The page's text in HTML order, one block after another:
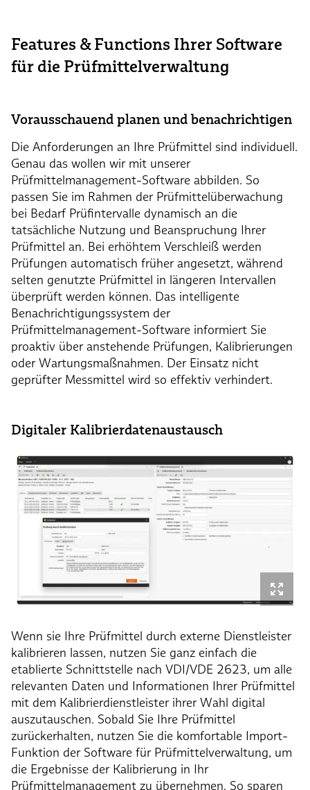
Features & Functions Ihrer Software
für die Prüfmittelverwaltung
Vorausschauend planen und benachrichtigen
Die Anforderungen an Ihre Prüfmittel sind individuell.
Genau das wollen wir mit unserer
Prüfmittelmanagement-Software abbilden. So
passen Sie im Rahmen der Prüfmittelüberwachung
bei Bedarf Prüfintervalle dynamisch an die
tatsächliche Nutzung und Beanspruchung Ihrer
Prüfmittel an. Bei erhöhtem Verschleiß werden
Prüfungen automatisch früher angesetzt, während
selten genutzte Prüfmittel in längeren Intervallen
überprüft werden können. Das intelligente
Benachrichtigungssystem der
Prüfmittelmanagement-Software informiert Sie
proaktiv über anstehende Prüfungen, Kalibrierungen
oder Wartungsmaßnahmen. Der Einsatz nicht
geprüfter Messmittel wird so effektiv verhindert.
Digitaler Kalibrierdatenaustausch
Wenn sie Ihre Prüfmittel durch externe Dienstleister
kalibrieren lassen, nutzen Sie ganz einfach die
etablierte Schnittstelle nach VDI/VDE 2623, um alle
relevanten Daten und Informationen Ihrer Prüfmittel
mit dem Kalibrierdienstleister ihrer Wahl digital
auszutauschen. Sobald Sie Ihre Prüfmittel
zurückerhalten, nutzen Sie die komfortable Import-
Funktion der Software für Prüfmittelverwaltung, um
die Ergebnisse der Kalibrierung in Ihr
Prüfmittelmanagement zu übernehmen. So sparen